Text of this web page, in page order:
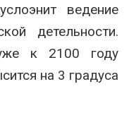
ведение
детельности.
к 2100 году
на 3 градуса